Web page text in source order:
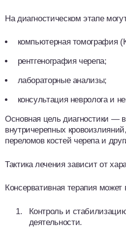
На диагностическом этапе
компьютерная томография
рентгенография черепа;
лабораторные анализы;
консультация невролога и
Основная цель диагностики —
внутричерепных
переломов костей черепа и
Тактика лечения зависит от
Консервативная терапия может
Контроль и
деятельности.